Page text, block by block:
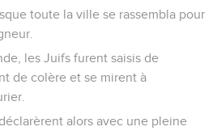
toute la ville se rassembla pour
les Juifs furent saisis de
de colère et se mirent à
alors avec une pleine